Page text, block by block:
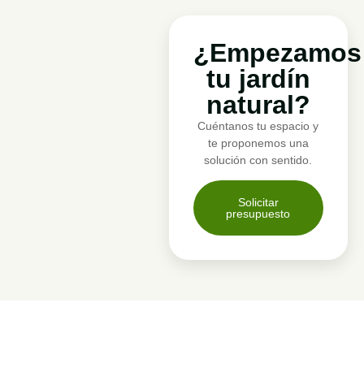
¿Empezamos
tu jardín
natural?
Cuéntanos tu espacio y
te proponemos una
solución con sentido.
Solicitar
presupuesto